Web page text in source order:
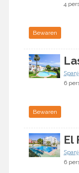
Bewaren
Bewaren
El